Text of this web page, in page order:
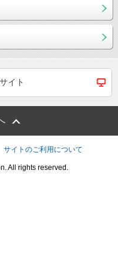
イト
サイトのご利用について
All rights reserved.